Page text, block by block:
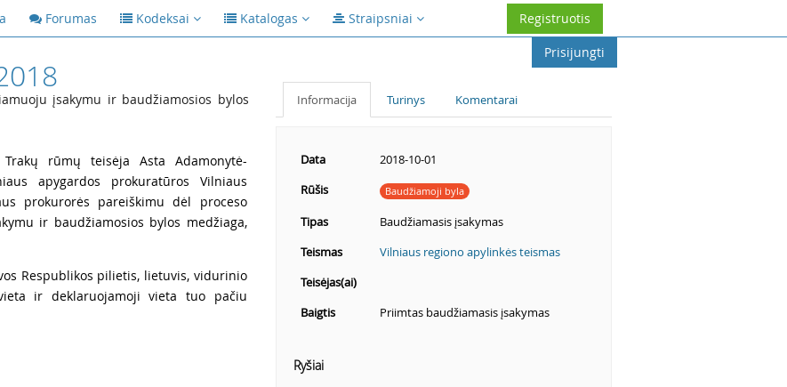
Forumas Kodeksai Katalogas Straipsniai
Registruotis
Prisijungti
įsakymu ir baudžiamosios bylos
rūmų teisėja Asta Adamonytė-
apygardos prokuratūros Vilniaus
prokurorės pareiškimu dėl proceso
ir baudžiamosios bylos medžiaga,
Respublikos pilietis, lietuvis, vidurinio
ir deklaruojamoji vieta tuo pačiu
Informacija Turinys Komentarai
Data
2018-10-01
Rūšis
Baudžiamoji byla
Tipas
Baudžiamasis įsakymas
Teismas
Vilniaus regiono apylinkės teismas
Teisėjas(ai)
Baigtis
Priimtas baudžiamasis įsakymas
Ryšiai